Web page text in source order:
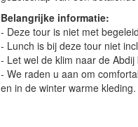
Belangrijke informatie:
- Deze tour is niet met
- Lunch is bij deze tour niet
- Let wel de klim naar de
- We raden u aan om
en in de winter warme kleding.